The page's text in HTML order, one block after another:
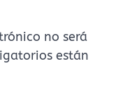
no será
están